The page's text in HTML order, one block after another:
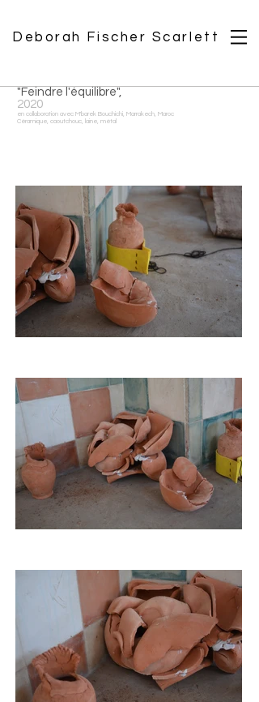
Deborah Fischer Scarlett
"Feindre l'équilibre",
2020
en collaboration avec M'barek Bouchichi, Marrakech, Maroc
Céramique, caoutchouc, laine, métal